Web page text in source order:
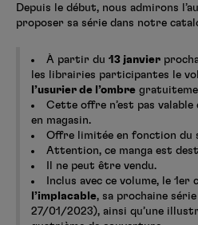
Depuis le début, nous admirons
proposer sa série dans notre
À partir du 13 janvier
les librairies participantes le
l’usurier de l’ombre
Cette offre n’est pas valable
en magasin.
Offre limitée en fonction du
Attention, ce manga est
Il ne peut être vendu.
Inclus avec ce volume, le 1er
l’implacable, sa prochaine
27/01/2023), ainsi qu’une